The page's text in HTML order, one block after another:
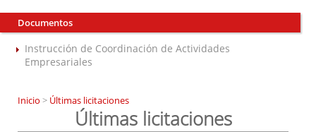
Documentos
Instrucción de Coordinación de Actividades
Empresariales
Inicio > Últimas licitaciones
Últimas licitaciones